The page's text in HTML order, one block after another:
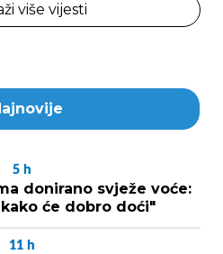
više vijesti
5 h
donirano svježe voće:
će dobro doći"
11 h